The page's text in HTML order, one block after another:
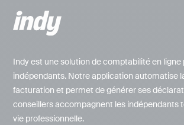
Indy est une solution de comptabilité en ligne
indépendants. Notre application automatise
facturation et permet de générer ses
conseillers accompagnent les indépendants
vie professionnelle.